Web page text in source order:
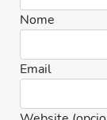
Nome
Email